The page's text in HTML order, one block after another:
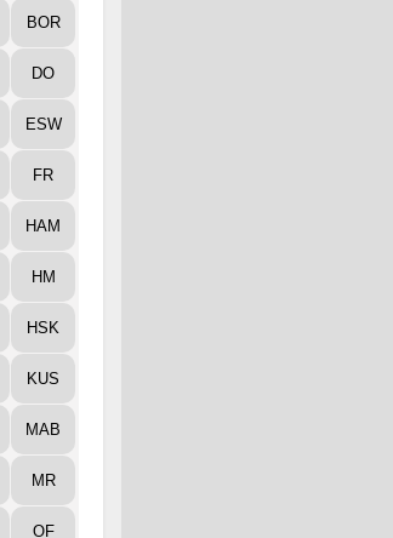
BOR
DO
ESW
FR
HAM
HM
HSK
KUS
MAB
MR
OF